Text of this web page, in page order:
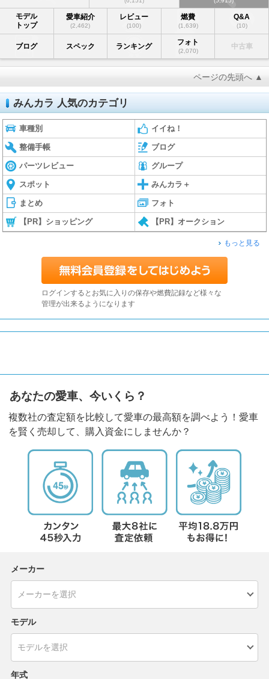
モデル
トップ
愛車紹介
(2,462)
レビュー
(100)
燃費
(1,639)
Q&A
(10)
ブログ スペック ランキング フォト
(2,070)
中古車
ページの先頭へ ▲
みんカラ 人気のカテゴリ
車種別 イイね！
整備手帳 ブログ
パーツレビュー グループ
スポット みんカラ＋
まとめ フォト
【PR】ショッピング 【PR】オークション
もっと見る
ログインするとお気に入りの保存や燃費記録など様々な
管理が出来るようになります
あなたの愛車、今いくら？
複数社の査定額を比較して愛車の最高額を調べよう！愛車
を賢く売却して、購入資金にしませんか？
メーカー
モデル
年式